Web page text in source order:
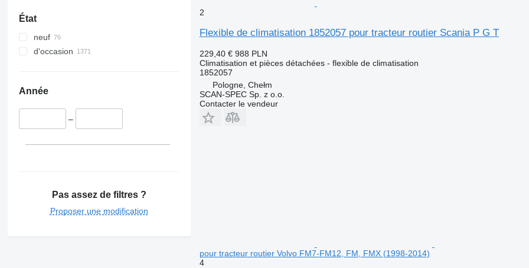
État
neuf
d'occasion
Année
–
Pas assez de filtres ?
Proposer une modification
2
Flexible de climatisation 1852057 pour tracteur routier Scania P G T
229,40 € 988 PLN
Climatisation et pièces détachées - flexible de climatisation
1852057
Pologne, Chełm
SCAN-SPEC Sp. z o.o.
Contacter le vendeur
pour tracteur routier Volvo FM7-FM12, FM, FMX (1998-2014)
4